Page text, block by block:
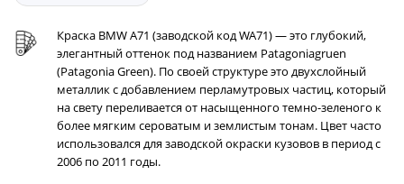
Краска BMW A71 (заводской код WA71) — это глубокий,
элегантный оттенок под названием Patagoniagruen
(Patagonia Green). По своей структуре это двухслойный
металлик с добавлением перламутровых частиц, который
на свету переливается от насыщенного темно-зеленого к
более мягким сероватым и землистым тонам. Цвет часто
использовался для заводской окраски кузовов в период с
2006 по 2011 годы.